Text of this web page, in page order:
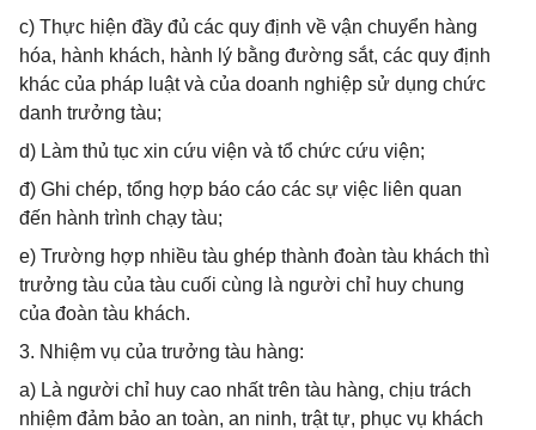
c) Thực hiện đầy đủ các quy định về vận chuyển hàng
hóa, hành khách, hành lý bằng đường sắt, các quy định
khác của pháp luật và của doanh nghiệp sử dụng chức
danh trưởng tàu;
d) Làm thủ tục xin cứu viện và tổ chức cứu viện;
đ) Ghi chép, tổng hợp báo cáo các sự việc liên quan
đến hành trình chạy tàu;
e) Trường hợp nhiều tàu ghép thành đoàn tàu khách thì
trưởng tàu của tàu cuối cùng là người chỉ huy chung
của đoàn tàu khách.
3. Nhiệm vụ của trưởng tàu hàng:
a) Là người chỉ huy cao nhất trên tàu hàng, chịu trách
nhiệm đảm bảo an toàn, an ninh, trật tự, phục vụ khách